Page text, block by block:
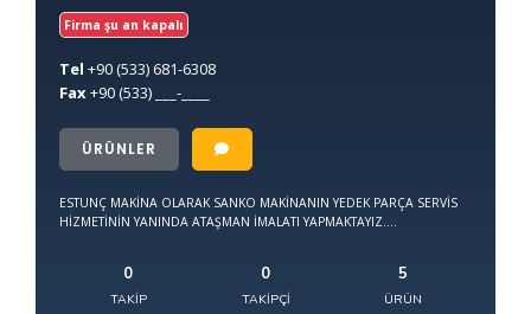
Firma şu an kapalı
Tel +90(533) 681-6308
Fax+90(533) ___-____
ÜRÜNLER
ESTUNÇ MAKİNA OLARAK SANKO MAKİNANIN YEDEK PARÇA SERVİS
HİZMETİNİN YANINDA ATAŞMAN İMALATI YAPMAKTAYIZ....
0
TAKIP
0
TAKIPÇI
5
ÜRÜN